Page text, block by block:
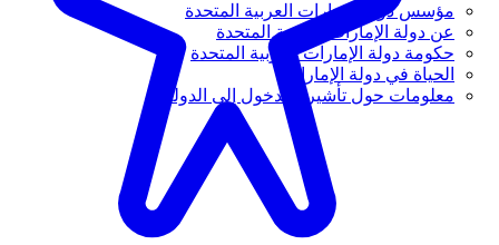
مؤسس دولة الإمارات العربية المتحدة
عن دولة الإمارات العربية المتحدة
حكومة دولة الإمارات العربية المتحدة
الحياة في دولة الإمارات
معلومات حول تأشيرة الدخول إلى الدولة